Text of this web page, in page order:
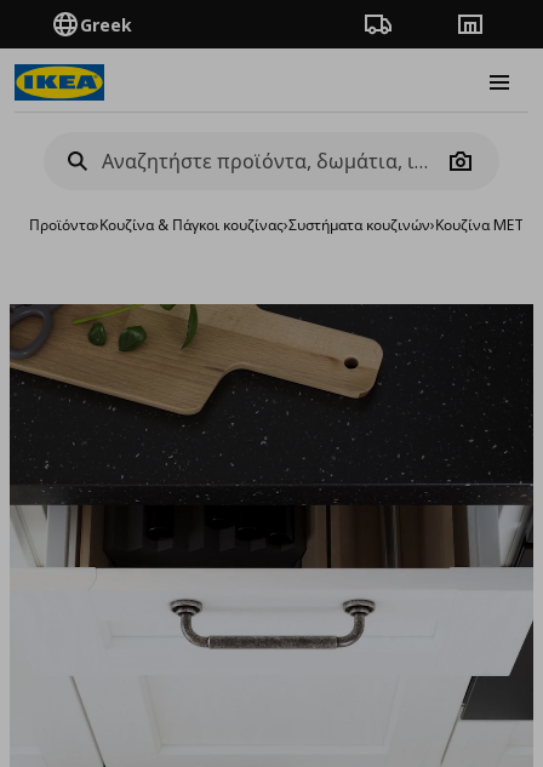
Greek Πορεία παραγγελίας
Camera
Προϊόντα›Κουζίνα & Πάγκοι κουζίνας›Συστήματα κουζινών›Κουζίνα